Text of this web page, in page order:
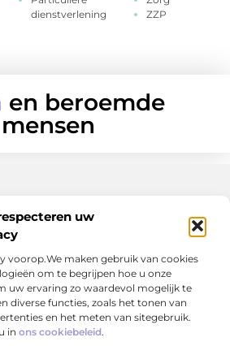
uw
voorop.We maken gebruik van cookies
om te begrijpen hoe u onze
uw ervaring zo waardevol mogelijk te
diverse functies, zoals het tonen van
en het meten van sitegebruik.
in ons cookiebeleid.
dienstverlening
ZZP
en beroemde
mensen
in je dagelijks leven